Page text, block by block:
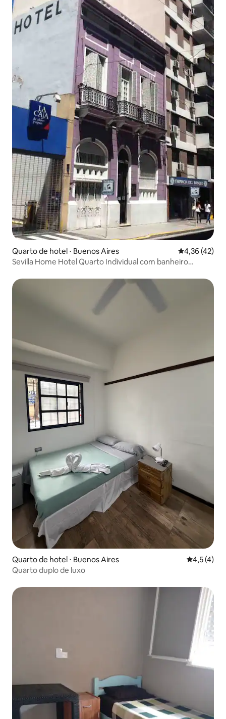
Quarto de hotel ⋅ Buenos Aires 4,36 de uma
4,36 (42)
Sevilla Home Hotel Quarto Individual com banheiro
Quarto de hotel ⋅ Buenos Aires 4,5 de
4,5 (4)
Quarto duplo de luxo